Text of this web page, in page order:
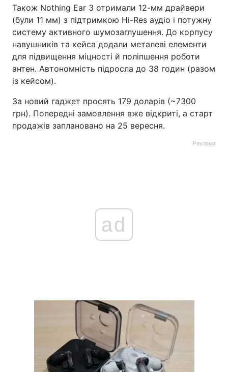
Також Nothing Ear 3 отримали 12-мм драйвери
(були 11 мм) з підтримкою Hi-Res аудіо і потужну
систему активного шумозаглушення. До корпусу
навушників та кейса додали металеві елементи
для підвищення міцності й поліпшення роботи
антен. Автономність підросла до 38 годин (разом
із кейсом).
За новий гаджет просять 179 доларів (~7300
грн). Попередні замовлення вже відкриті, а старт
продажів заплановано на 25 вересня.
Реклама
ad